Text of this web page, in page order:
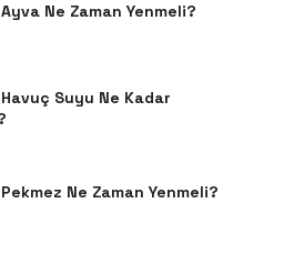
Ne Zaman Yenmeli?
Suyu Ne Kadar
Ne Zaman Yenmeli?